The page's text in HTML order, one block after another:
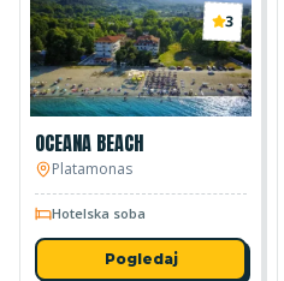
3
OCEANA BEACH
Platamonas
Hotelska soba
Pogledaj